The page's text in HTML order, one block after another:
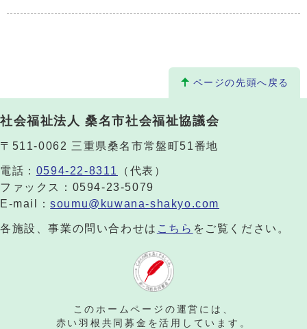
ページの先頭へ戻る
社会福祉法人 桑名市社会福祉協議会
〒511-0062 三重県桑名市常盤町51番地
電話： 0594-22-8311
（代表）
ファックス：0594-23-5079
E-mail：soumu@kuwana-shakyo.com
各施設、事業の問い合わせは こちら をご覧ください。
このホームページの運営には、
赤い羽根共同募金を活用しています。